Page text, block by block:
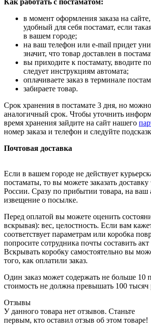
Как работать с постаматом:
в момент оформления заказа на
удобный для себя постамат, если
в вашем городе;
на ваш телефон или e-mail придет
значит, что товар доставлен в
вы приходите к постамату, вводите
следует инструкциям автомата;
оплачиваете заказ в терминале
забираете товар.
Срок хранения в постамате 3 дня, но
аналогичный срок. Чтобы уточнить
время хранения зайдите на сайт нашего
номер заказа и телефон и следуйте
Почтовая доставка
Если в вашем городе не действует
постаматы, то вы можете заказать доставку
России. Сразу по прибытии товара, на ваш
извещение о посылке.
Перед оплатой вы можете оценить
вскрывая): вес, целостность. Если вам
соответствует параметрам или коробка
попросите сотрудника почты составить
Вскрывать коробку самостоятельно вы
того, как оплатили заказ.
Один заказ может содержать не больше 10
стоимость не должна превышать 100 тысяч
Отзывы
У данного товара нет отзывов. Станьте
первым, кто оставил отзыв об этом товаре!